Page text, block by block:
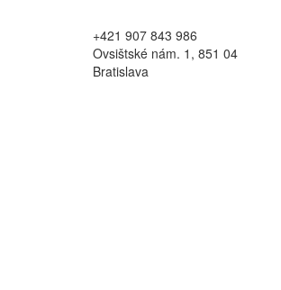
+421 907 843 986
Ovsištské nám. 1, 851 04
Bratislava